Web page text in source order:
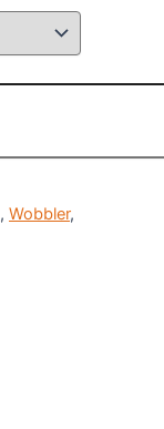
, Wobbler,